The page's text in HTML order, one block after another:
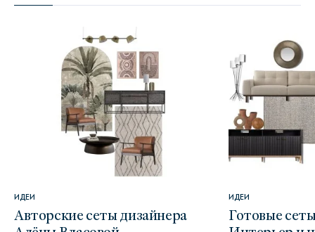
ИДЕИ
Авторские сеты дизайнера
ИДЕИ
Готовые